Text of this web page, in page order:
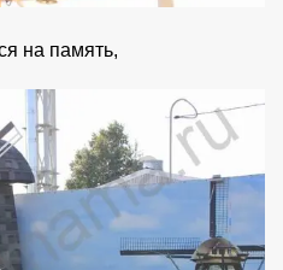
на память,